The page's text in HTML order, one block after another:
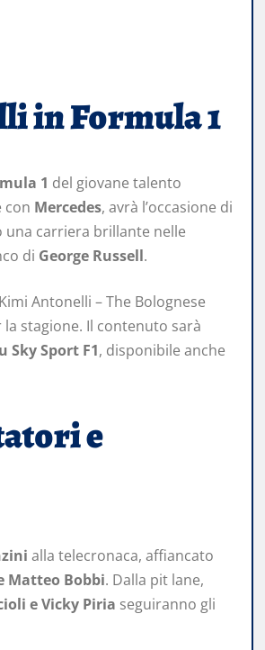
in Formula 1
1 del giovane talento
con Mercedes, avrà l’occasione di
carriera brillante nelle
di George Russell.
Antonelli – The Bolognese
stagione. Il contenuto sarà
Sky Sport F1, disponibile anche
e
alla telecronaca, affiancato
Matteo Bobbi. Dalla pit lane,
e Vicky Piria seguiranno gli